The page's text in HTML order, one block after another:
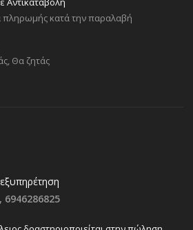
πληρωμής κατά την παραλαβή
Θα ζητάς
6946286825